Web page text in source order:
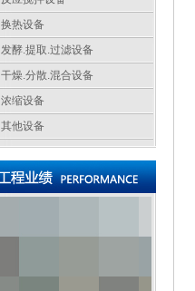
换热设备
发酵.提取.过滤设备
干燥.分散.混合设备
浓缩设备
其他设备